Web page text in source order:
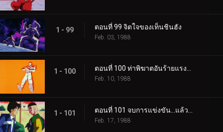
1 - 99 ตอนที่ 99 จิตใจของเท็นชินฮัง
Feb. 03, 1988
1 - 100 ตอนที่ 100 ท่าพิฆาตอันร้ายแรงที่สุด
Feb. 10, 1988
1 - 101
Feb. 17, 1988